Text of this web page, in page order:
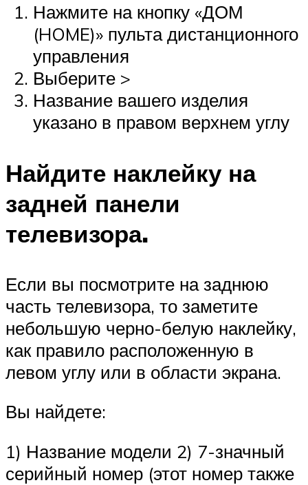
Нажмите на кнопку «ДОМ
(HOME)» пульта дистанционного
управления
Выберите >
Название вашего изделия
указано в правом верхнем углу
Найдите наклейку на
задней панели
телевизора.
Если вы посмотрите на заднюю
часть телевизора, то заметите
небольшую черно-белую наклейку,
как правило расположенную в
левом углу или в области экрана.
Вы найдете:
1) Название модели 2) 7-значный
серийный номер (этот номер также